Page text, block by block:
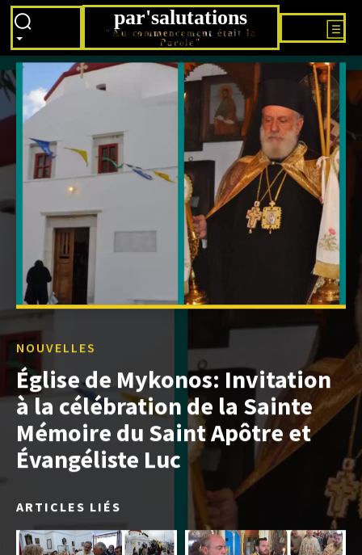
par'salutations
"Au commencement était la
Parole"
NOUVELLES
Église de Mykonos: Invitation
à la célébration de la Sainte
Mémoire du Saint Apôtre et
Évangéliste Luc
ARTICLES LIÉS